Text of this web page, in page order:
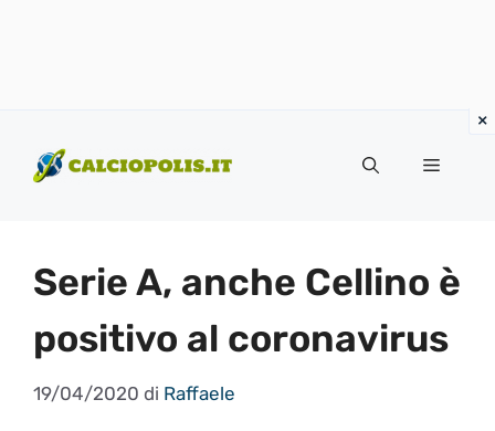
contenuto
Menu
Serie A, anche Cellino è
positivo al coronavirus
19/04/2020 di Raffaele